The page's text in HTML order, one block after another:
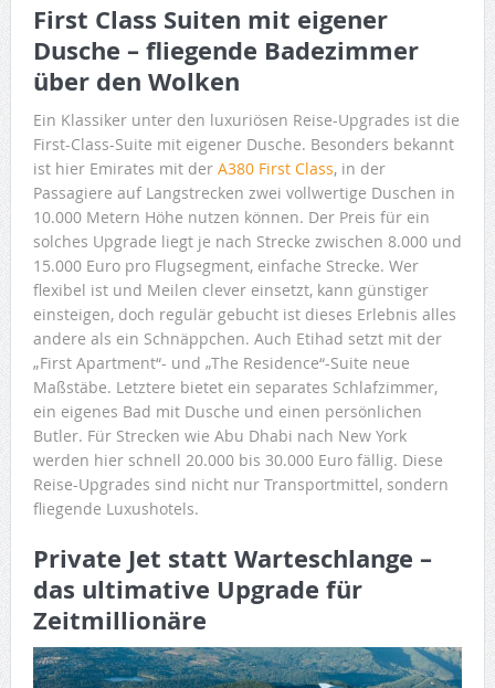
First Class Suiten mit eigener
Dusche – fliegende Badezimmer
über den Wolken
Ein Klassiker unter den luxuriösen Reise-Upgrades ist die
First-Class-Suite mit eigener Dusche. Besonders bekannt
ist hier Emirates mit der A380 First Class, in der
Passagiere auf Langstrecken zwei vollwertige Duschen in
10.000 Metern Höhe nutzen können. Der Preis für ein
solches Upgrade liegt je nach Strecke zwischen 8.000 und
15.000 Euro pro Flugsegment, einfache Strecke. Wer
flexibel ist und Meilen clever einsetzt, kann günstiger
einsteigen, doch regulär gebucht ist dieses Erlebnis alles
andere als ein Schnäppchen. Auch Etihad setzt mit der
„First Apartment“- und „The Residence“-Suite neue
Maßstäbe. Letztere bietet ein separates Schlafzimmer,
ein eigenes Bad mit Dusche und einen persönlichen
Butler. Für Strecken wie Abu Dhabi nach New York
werden hier schnell 20.000 bis 30.000 Euro fällig. Diese
Reise-Upgrades sind nicht nur Transportmittel, sondern
fliegende Luxushotels.
Private Jet statt Warteschlange –
das ultimative Upgrade für
Zeitmillionäre